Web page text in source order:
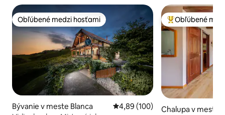
Obľúbené medzi hosťami
Obľúbené medzi hosťami
Bývanie v meste Blanca Priemerné ohodnotenie 4,89 z
4,89 (100)
Najobľúbenejšie
Obľúbené
Chalupa v meste